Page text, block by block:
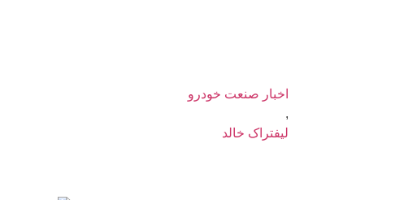
اخبار صنعت خودرو
,
لیفتراک خالد